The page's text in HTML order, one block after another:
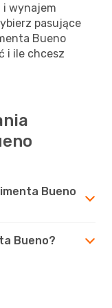
i wynajem
pasujące
Bueno
i ile chcesz
Bueno
Bueno?